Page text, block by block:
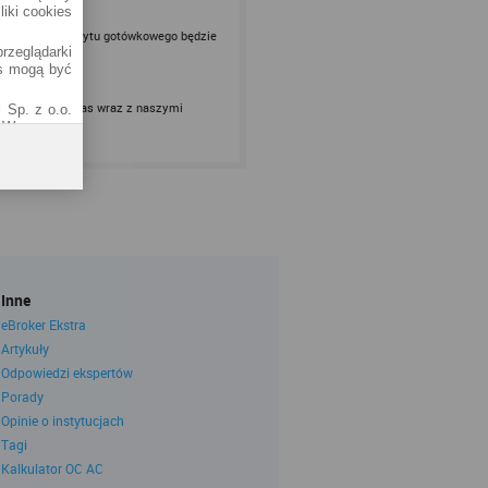
kredytu gotówkowego będzie
zwabić nas wraz z naszymi
Inne
eBroker Ekstra
Artykuły
Odpowiedzi ekspertów
Porady
Opinie o instytucjach
Tagi
Kalkulator OC AC
cookies
mogą być
Sp. z o.o.
adresem
k.)
141), ul.
81, oraz
cookies w